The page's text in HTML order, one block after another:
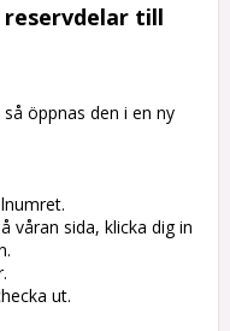
reservdelar till
så öppnas den i en ny
våran sida, klicka dig in
ut.